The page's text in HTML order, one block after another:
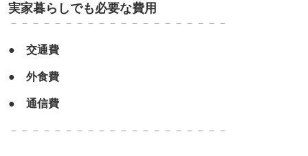
実家暮らしでも必要な費用
－－－－－－－－－－－－－－－－－－－－
● 交通費
● 外食費
● 通信費
－－－－－－－－－－－－－－－－－－－－